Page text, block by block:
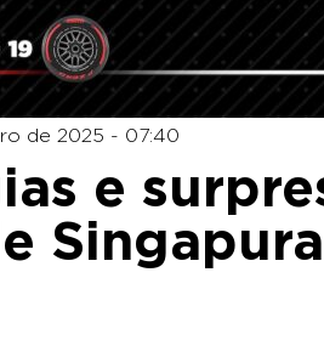
de 2025 - 07:40
e